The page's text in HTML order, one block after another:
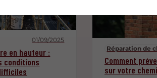
01/09/2025
en hauteur :
conditions
Réparation de
Comment
sur votre